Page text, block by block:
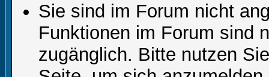
Sie sind im Forum nicht
Funktionen im Forum sind
zugänglich. Bitte nutzen